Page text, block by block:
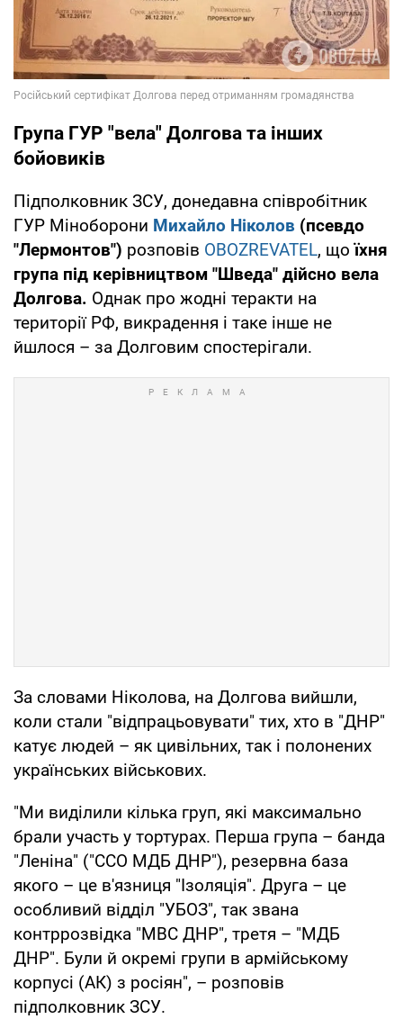
Група ГУР "вела" Долгова та інших
бойовиків
Підполковник ЗСУ, донедавна співробітник
ГУР Міноборони Михайло Ніколов (псевдо
"Лермонтов") розповів OBOZREVATEL, щоїхня
група під керівництвом "Шведа" дійсно вела
Долгова. Однак про жодні теракти на
території РФ, викрадення і таке інше не
йшлося – за Долговим спостерігали.
За словами Ніколова, на Долгова вийшли,
коли стали "відпрацьовувати" тих, хто в "ДНР"
катує людей – як цивільних, так і полонених
українських військових.
"Ми виділили кілька груп, які максимально
брали участь у тортурах. Перша група – банда
"Леніна" ("ССО МДБ ДНР"), резервна база
якого – це в'язниця "Ізоляція". Друга – це
особливий відділ "УБОЗ", так звана
контррозвідка "МВС ДНР", третя – "МДБ
ДНР". Були й окремі групи в армійському
корпусі (АК) з росіян", – розповів
підполковник ЗСУ.